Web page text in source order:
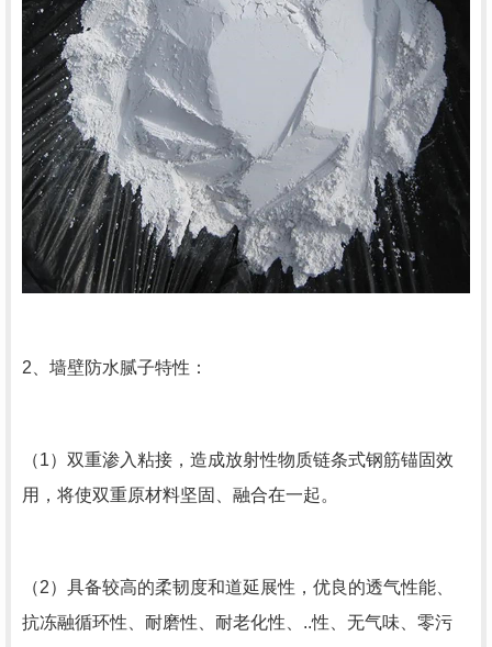
2、墙壁防水腻子特性：
（1）双重渗入粘接，造成放射性物质链条式钢筋锚固效
用，将使双重原材料坚固、融合在一起。
（2）具备较高的柔韧度和道延展性，优良的透气性能、
抗冻融循环性、耐磨性、耐老化性、..性、无气味、零污